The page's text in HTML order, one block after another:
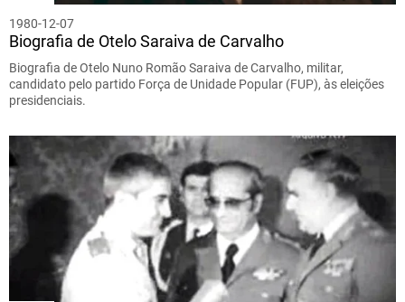
1980-12-07
Biografia de Otelo Saraiva de Carvalho
Biografia de Otelo Nuno Romão Saraiva de Carvalho, militar,
candidato pelo partido Força de Unidade Popular (FUP), às eleições
presidenciais.